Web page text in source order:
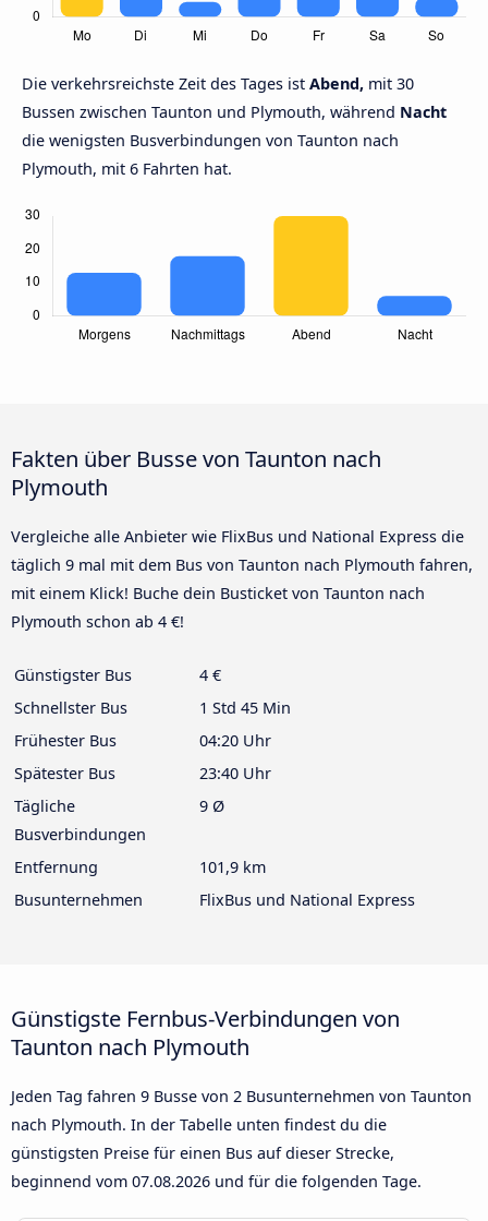
Die verkehrsreichste Zeit des Tages ist Abend, mit 30
Bussen zwischen Taunton und Plymouth, während Nacht
die wenigsten Busverbindungen von Taunton nach
Plymouth, mit 6 Fahrten hat.
Fakten über Busse von Taunton nach
Plymouth
Vergleiche alle Anbieter wie FlixBus und National Express die
täglich 9 mal mit dem Bus von Taunton nach Plymouth fahren,
mit einem Klick! Buche dein Busticket von Taunton nach
Plymouth schon ab 4 €!
Günstigster Bus
4 €
Schnellster Bus
1 Std 45 Min
Frühester Bus
04:20 Uhr
Spätester Bus
23:40 Uhr
Tägliche
Busverbindungen
9 Ø
Entfernung
101,9 km
Busunternehmen
FlixBus und National Express
Günstigste Fernbus-Verbindungen von
Taunton nach Plymouth
Jeden Tag fahren 9 Busse von 2 Busunternehmen von Taunton
nach Plymouth. In der Tabelle unten findest du die
günstigsten Preise für einen Bus auf dieser Strecke,
beginnend vom 07.08.2026 und für die folgenden Tage.